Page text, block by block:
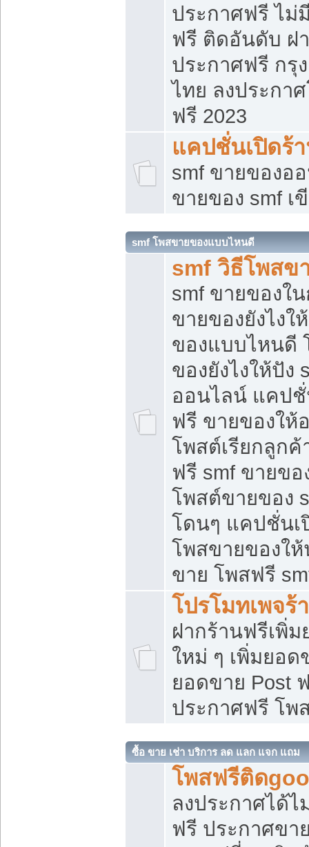
ประกาศฟรี ไม่
ฟรี ติดอันดับ ฝ
ประกาศฟรี กรุ
ไทย ลงประกา
ฟรี 2023
แคปชั่นเปิดร้
smf ขายของอ
ขายของ smf เ
smf โพสขายของแบบไหนดี
smf วิธีโพสข
smf ขายของใ
ขายของยังไง
ของแบบไหนดี
ของยังไงให้ปั
ออนไลน์ แคป
ฟรี ขายของให้
โพสต์เรียกลูกค้
ฟรี smf ขายขอ
โพสต์ขายของ
โดนๆ แคปชั่นเ
โพสขายของใ
ขาย โพสฟรี
โปรโมทเพจร้
ฝากร้านฟรีเพิ่
ใหม่ ๆ เพิ่มยอด
ยอดขาย Post
ประกาศฟรี โพ
ซื้อ ขาย เช่า บริการ ลด แลก แจก แถม
โพสฟรีติด
ลงประกาศได้
ฟรี ประกาศข